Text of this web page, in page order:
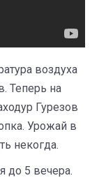
воздуха
Теперь на
Гурезов
Урожай в
некогда.
до 5 вечера.